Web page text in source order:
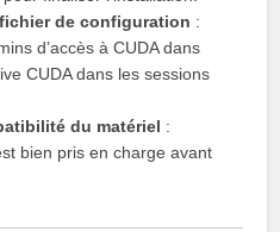
de configuration :
d’accès à CUDA dans
CUDA dans les sessions
du matériel :
bien pris en charge avant